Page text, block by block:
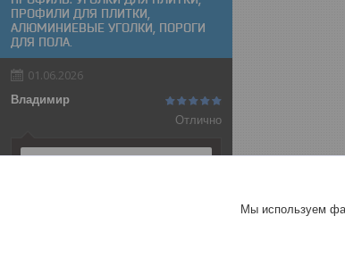
ПРОФИЛИ ДЛЯ ПЛИТКИ,
АЛЮМИНИЕВЫЕ УГОЛКИ, ПОРОГИ
ДЛЯ ПОЛА.
01.06.2026
Владимир
Отлично
Мы используем